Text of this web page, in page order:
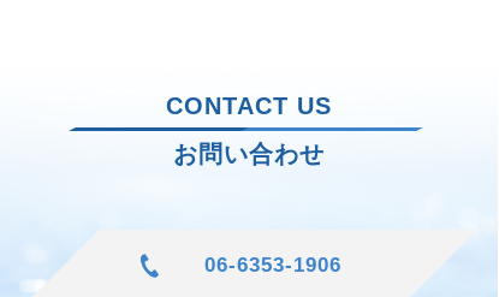
CONTACT US
お問い合わせ
06-6353-1906